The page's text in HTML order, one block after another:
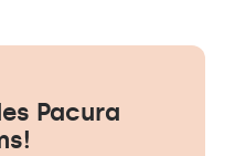
Pacura